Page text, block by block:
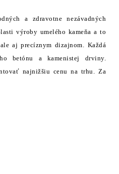
a zdravotne nezávadných
výroby umelého kameňa a to
aj precíznym dizajnom. Každá
betónu a kamenistej drviny.
najnižšiu cenu na trhu. Za